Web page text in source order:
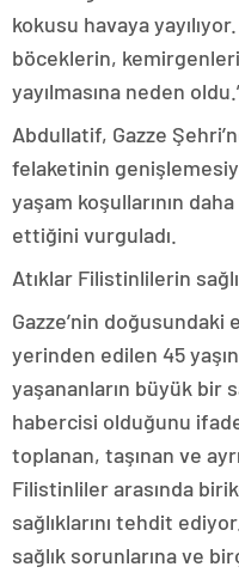
kokusu havaya
böceklerin,
yayılmasına neden
Abdullatif, Gazze
felaketinin
yaşam koşullarının
ettiğini vurguladı.
Atıklar Filistinlilerin
Gazze’nin
yerinden edilen 45
yaşananların büyük bir
habercisi olduğunu
toplanan, taşınan ve
Filistinliler arasında
sağlıklarını tehdit
sağlık sorunlarına ve